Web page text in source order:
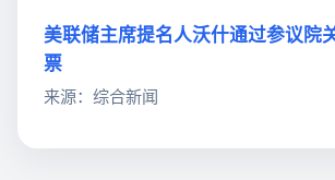
美联储主席提名人沃什通过参议院
票
来源：综合新闻